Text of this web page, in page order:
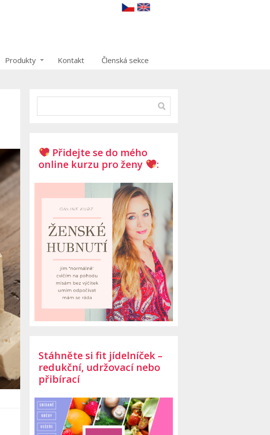
Produkty Kontakt Členská sekce
Přidejte se do mého
online kurzu pro ženy
:
Stáhněte si fit jídelníček –
redukční, udržovací nebo
přibírací